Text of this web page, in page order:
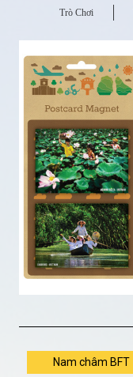
Trò Chơi
Nam châm BFT